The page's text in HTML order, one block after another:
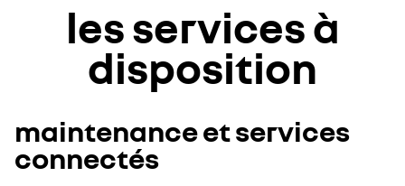
les services à
disposition
maintenance et services
connectés